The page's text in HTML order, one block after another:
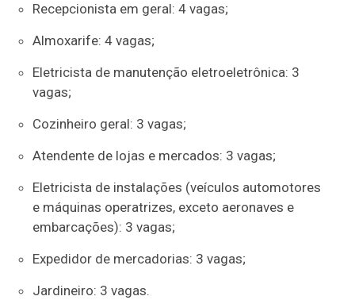
Recepcionista em geral: 4 vagas;
Almoxarife: 4 vagas;
Eletricista de manutenção eletroeletrônica: 3
vagas;
Cozinheiro geral: 3 vagas;
Atendente de lojas e mercados: 3 vagas;
Eletricista de instalações (veículos automotores
e máquinas operatrizes, exceto aeronaves e
embarcações): 3 vagas;
Expedidor de mercadorias: 3 vagas;
Jardineiro: 3 vagas.